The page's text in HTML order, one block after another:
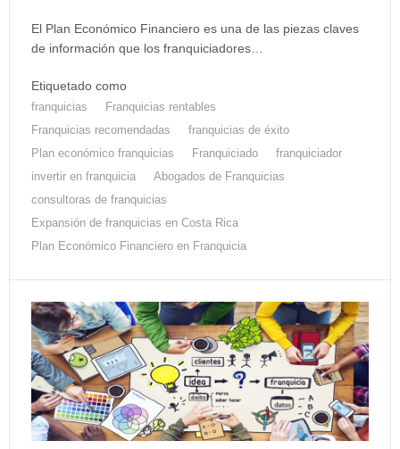
El Plan Económico Financiero es una de las piezas claves
de información que los franquiciadores…
Etiquetado como
franquicias
Franquicias rentables
Franquicias recomendadas
franquicias de éxito
Plan económico franquicias
Franquiciado
franquiciador
invertir en franquicia
Abogados de Franquicias
consultoras de franquicias
Expansión de franquicias en Costa Rica
Plan Económico Financiero en Franquicia